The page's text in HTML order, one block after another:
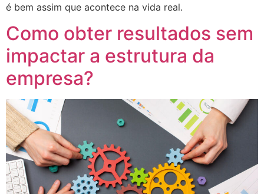
é bem assim que acontece na vida real.
Como obter resultados sem
impactar a estrutura da
empresa?